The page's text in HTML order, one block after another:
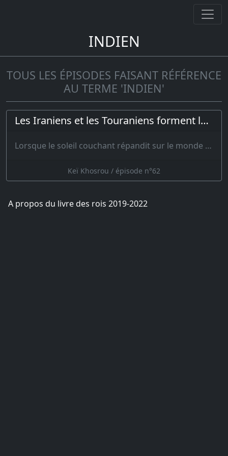
INDIEN
TOUS LES ÉPISODES FAISANT RÉFÉRENCE
AU TERME 'INDIEN'
Les Iraniens et les Touraniens forment leur ligne de bataille
Lorsque le soleil couchant répandit sur le monde une tein…
Keï Khosrou / épisode n°62
A propos du livre des rois 2019-2022